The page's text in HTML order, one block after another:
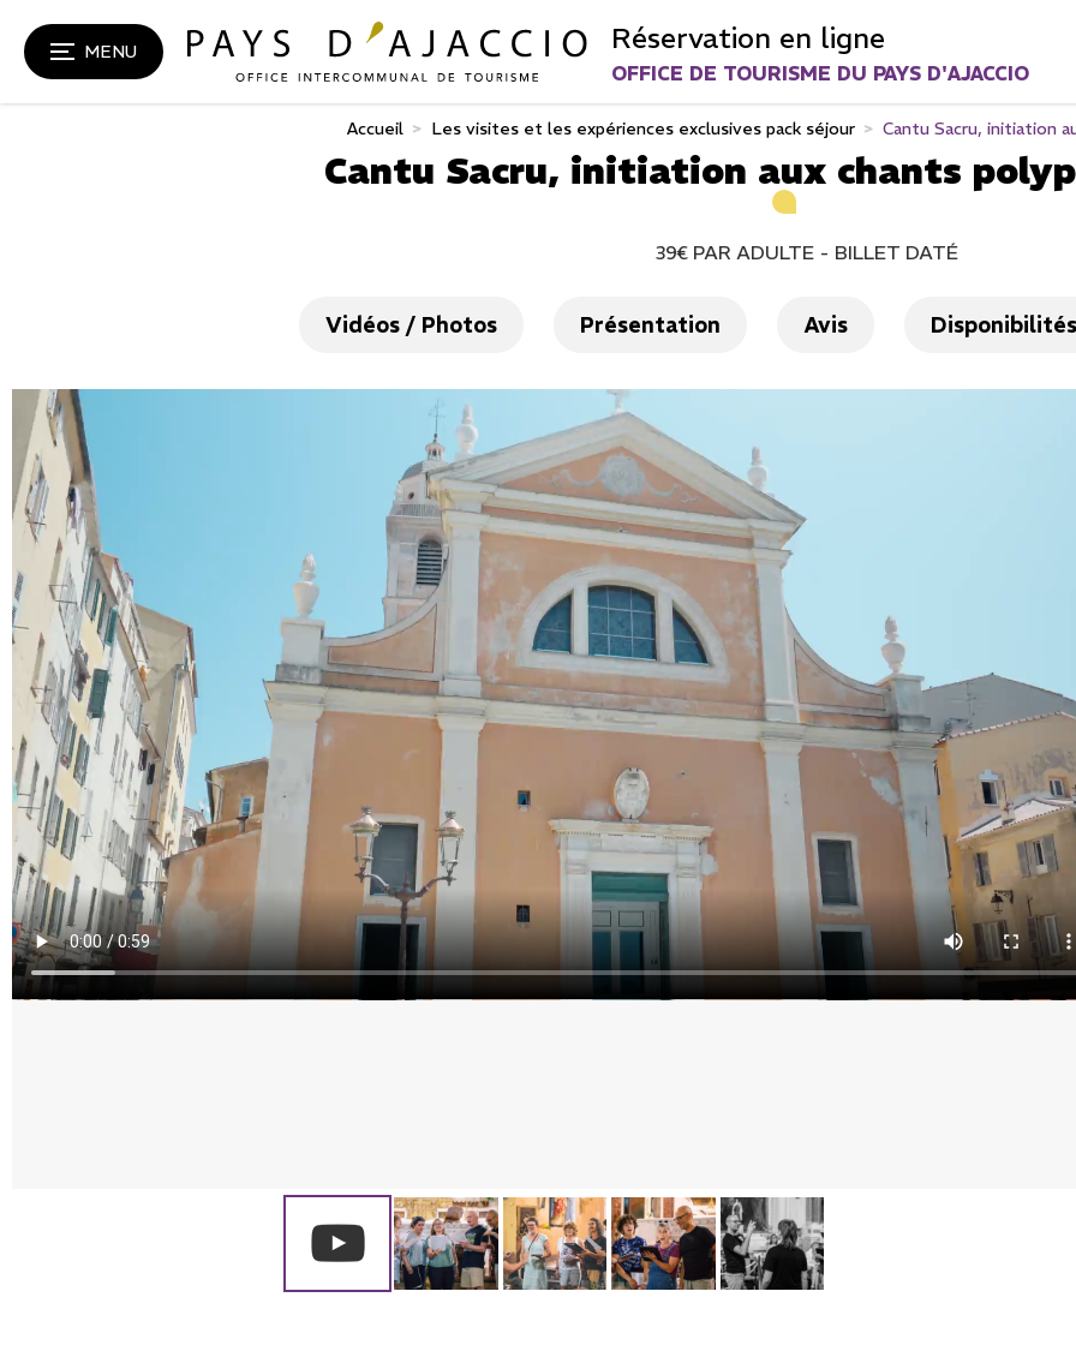
MENU Réservation en ligne
OFFICE DE TOURISME DU PAYS D'AJACCIO
Accueil > Les visites et les expériences exclusives pack séjour > Cantu Sacru, initiation
Cantu Sacru, initiation aux chants
39€ PAR ADULTE BILLET DATÉ
Vidéos / Photos Présentation Avis Disponibilités